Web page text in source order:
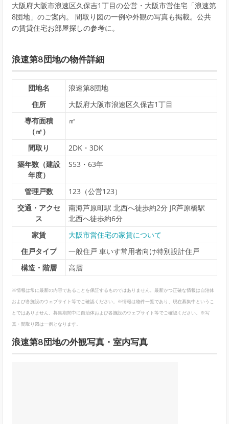
大阪府大阪市浪速区久保吉1丁目の公営・大阪市営住宅「浪速第
8団地」のご案内。 間取り図の一例や外観の写真も掲載。公共
の賃貸住宅お部屋探しの参考に。
浪速第8団地の物件詳細
団地名
浪速第8団地
住所
大阪府大阪市浪速区久保吉1丁目
専有面積
（㎡）
㎡
間取り
2DK・3DK
築年数（建設
年度）
S53・63年
管理戸数
123（公営123）
交通・アクセ
ス
南海芦原町駅 北西へ徒歩約2分 JR芦原橋駅
北西へ徒歩約6分
家賃
大阪市営住宅の家賃について
住戸タイプ
一般住戸 車いす常用者向け特別設計住戸
構造・階層
高層
※情報は常に最新の内容であることを保証するものではありません。最新かつ正確な情報は自治体
および各施設のウェブサイト等でご確認ください。※情報は物件一覧であり、現在募集中というこ
とではありません。募集期間中に自治体および各施設のウェブサイト等でご確認ください。※写
真・間取り図は一例となります。
浪速第8団地の外観写真・室内写真